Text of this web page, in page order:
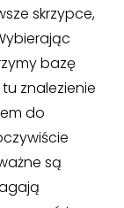
skrzypce,
bazę
znalezienie
do
są